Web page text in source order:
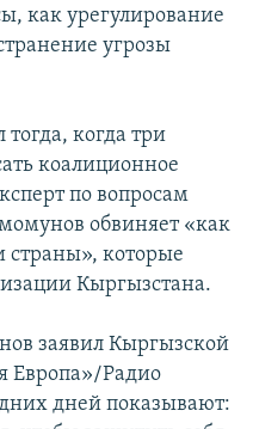
как урегулирование
угрозы
когда три
коалиционное
по вопросам
обвиняет «как
страны», которые
Кыргызстана.
заявил Кыргызской
Европа»/Радио
дней показывают: